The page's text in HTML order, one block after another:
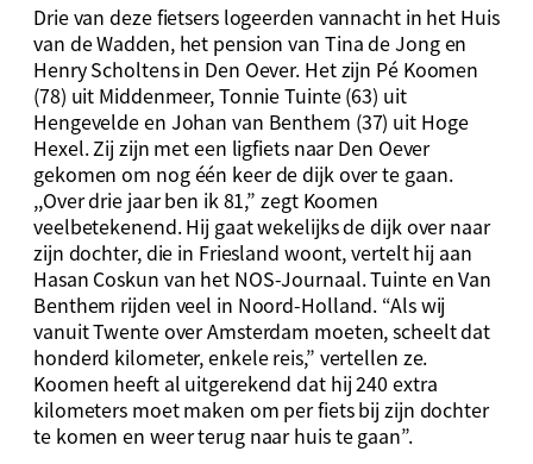
Drie van deze fietsers logeerden vannacht in het Huis
van de Wadden, het pension van Tina de Jong en
Henry Scholtens in Den Oever. Het zijn Pé Koomen
(78) uit Middenmeer, Tonnie Tuinte (63) uit
Hengevelde en Johan van Benthem (37) uit Hoge
Hexel. Zij zijn met een ligfiets naar Den Oever
gekomen om nog één keer de dijk over te gaan.
,,Over drie jaar ben ik 81,” zegt Koomen
veelbetekenend. Hij gaat wekelijks de dijk over naar
zijn dochter, die in Friesland woont, vertelt hij aan
Hasan Coskun van het NOS-Journaal. Tuinte en Van
Benthem rijden veel in Noord-Holland. “Als wij
vanuit Twente over Amsterdam moeten, scheelt dat
honderd kilometer, enkele reis,” vertellen ze.
Koomen heeft al uitgerekend dat hij 240 extra
kilometers moet maken om per fiets bij zijn dochter
te komen en weer terug naar huis te gaan”.